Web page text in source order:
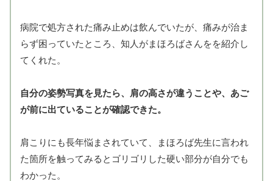
病院で処方された痛み止めは飲んでいたが、痛みが治ま
らず困っていたところ、知人がまほろばさんをを紹介し
てくれた。
自分の姿勢写真を見たら、肩の高さが違うことや、あご
が前に出ていることが確認できた。
肩こりにも長年悩まされていて、まほろば先生に言われ
た箇所を触ってみるとゴリゴリした硬い部分が自分でも
わかった。